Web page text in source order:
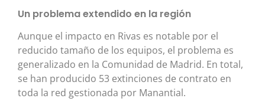
Un problema extendido en la región
Aunque el impacto en Rivas es notable por el
reducido tamaño de los equipos, el problema es
generalizado en la Comunidad de Madrid. En total,
se han producido 53 extinciones de contrato en
toda la red gestionada por Manantial.